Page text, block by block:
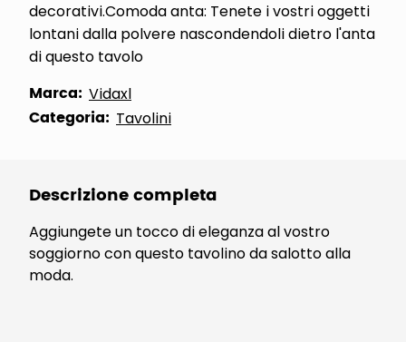
decorativi.Comoda anta: Tenete i vostri oggetti
lontani dalla polvere nascondendoli dietro l'anta
di questo tavolo
Marca: Vidaxl
Categoria: Tavolini
Descrizione completa
Aggiungete un tocco di eleganza al vostro
soggiorno con questo tavolino da salotto alla
moda.